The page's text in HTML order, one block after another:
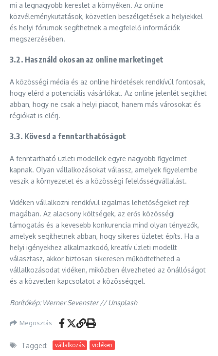
mi a legnagyobb kereslet a környéken. Az online
közvéleménykutatások, közvetlen beszélgetések a helyiekkel
és helyi fórumok segíthetnek a megfelelő információk
megszerzésében.
3.2. Használd okosan az online marketinget
A közösségi média és az online hirdetések rendkívül fontosak,
hogy elérd a potenciális vásárlókat. Az online jelenlét segíthet
abban, hogy ne csak a helyi piacot, hanem más városokat és
régiókat is elérj.
3.3. Kövesd a fenntarthatóságot
A fenntartható üzleti modellek egyre nagyobb figyelmet
kapnak. Olyan vállalkozásokat válassz, amelyek figyelembe
veszik a környezetet és a közösségi felelősségvállalást.
Vidéken vállalkozni rendkívül izgalmas lehetőségeket rejt
magában. Az alacsony költségek, az erős közösségi
támogatás és a kevesebb konkurencia mind olyan tényezők,
amelyek segíthetnek abban, hogy sikeres üzletet építs. Ha a
helyi igényekhez alkalmazkodó, kreatív üzleti modellt
választasz, akkor biztosan sikeresen működtetheted a
vállalkozásodat vidéken, miközben élvezheted az önállóságot
és a közvetlen kapcsolatot a közösséggel.
Borítókép: Werner Sevenster // Unsplash
Megosztás
Tagged: vállalkozás vidéken